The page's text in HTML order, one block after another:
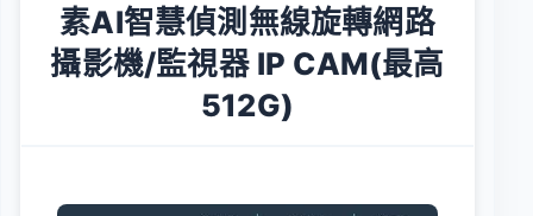
素AI智慧偵測無線旋轉網路
攝影機/監視器 IP CAM(最高
512G)